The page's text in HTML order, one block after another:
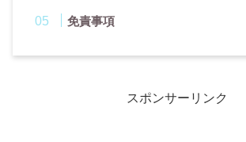
免責事項
スポンサーリンク